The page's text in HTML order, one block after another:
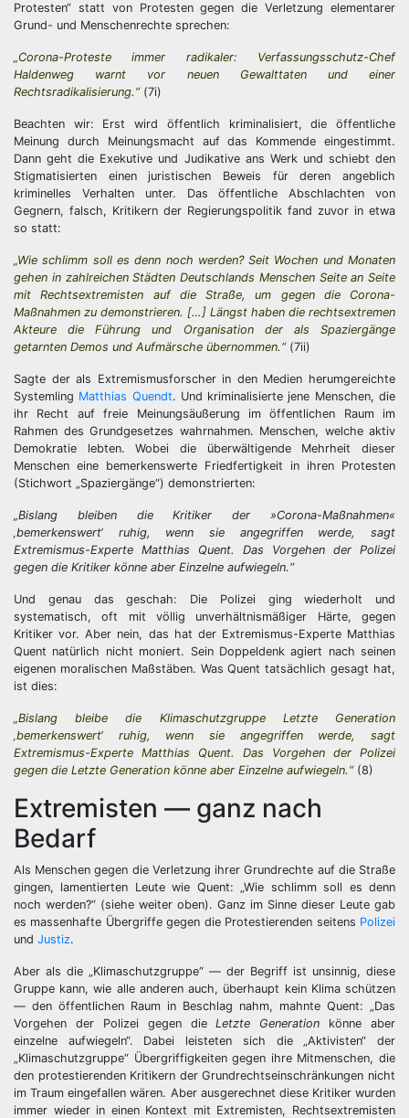
Protesten“ statt von Protesten gegen die Verletzung elementarer
Grund- und Menschenrechte sprechen:
„Corona-Proteste immer radikaler: Verfassungsschutz-Chef
Haldenweg warnt vor neuen Gewalttaten und einer
Rechtsradikalisierung.“(7i)
Beachten wir: Erst wird öffentlich kriminalisiert, die öffentliche
Meinung durch Meinungsmacht auf das Kommende eingestimmt.
Dann geht die Exekutive und Judikative ans Werk und schiebt den
Stigmatisierten einen juristischen Beweis für deren angeblich
kriminelles Verhalten unter. Das öffentliche Abschlachten von
Gegnern, falsch, Kritikern der Regierungspolitik fand zuvor in etwa
so statt:
„Wie schlimm soll es denn noch werden? Seit Wochen und Monaten
gehen in zahlreichen Städten Deutschlands Menschen Seite an Seite
mit Rechtsextremisten auf die Straße, um gegen die Corona-
Maßnahmen zu demonstrieren. […] Längst haben die rechtsextremen
Akteure die Führung und Organisation der als Spaziergänge
getarnten Demos und Aufmärsche übernommen.“(7ii)
Sagte der als Extremismusforscher in den Medien herumgereichte
Systemling Matthias Quendt. Und kriminalisierte jene Menschen, die
ihr Recht auf freie Meinungsäußerung im öffentlichen Raum im
Rahmen des Grundgesetzes wahrnahmen. Menschen, welche aktiv
Demokratie lebten. Wobei die überwältigende Mehrheit dieser
Menschen eine bemerkenswerte Friedfertigkeit in ihren Protesten
(Stichwort „Spaziergänge“) demonstrierten:
„Bislang bleiben die Kritiker der »Corona-Maßnahmen«
‚bemerkenswert‘ ruhig, wenn sie angegriffen werde, sagt
Extremismus-Experte Matthias Quent. Das Vorgehen der Polizei
gegen die Kritiker könne aber Einzelne aufwiegeln.“
Und genau das geschah: Die Polizei ging wiederholt und
systematisch, oft mit völlig unverhältnismäßiger Härte, gegen
Kritiker vor. Aber nein, das hat der Extremismus-Experte Matthias
Quent natürlich nicht moniert. Sein Doppeldenk agiert nach seinen
eigenen moralischen Maßstäben. Was Quent tatsächlich gesagt hat,
ist dies:
„Bislang bleibe die Klimaschutzgruppe Letzte Generation
‚bemerkenswert‘ ruhig, wenn sie angegriffen werde, sagt
Extremismus-Experte Matthias Quent. Das Vorgehen der Polizei
gegen die Letzte Generation könne aber Einzelne aufwiegeln.“(8)
Extremisten — ganz nach
Bedarf
Als Menschen gegen die Verletzung ihrer Grundrechte auf die Straße
gingen, lamentierten Leute wie Quent: „Wie schlimm soll es denn
noch werden?“ (siehe weiter oben). Ganz im Sinne dieser Leute gab
es massenhafte Übergriffe gegen die Protestierenden seitens Polizei
und Justiz.
Aber als die „Klimaschutzgruppe“ — der Begriff ist unsinnig, diese
Gruppe kann, wie alle anderen auch, überhaupt kein Klima schützen
— den öffentlichen Raum in Beschlag nahm, mahnte Quent: „Das
Vorgehen der Polizei gegen dieLetzte Generation könne aber
einzelne aufwiegeln“. Dabei leisteten sich die „Aktivisten“ der
„Klimaschutzgruppe“ Übergriffigkeiten gegen ihre Mitmenschen, die
den protestierenden Kritikern der Grundrechtseinschränkungen nicht
im Traum eingefallen wären. Aber ausgerechnet diese Kritiker wurden
immer wieder in einen Kontext mit Extremisten, Rechtsextremisten